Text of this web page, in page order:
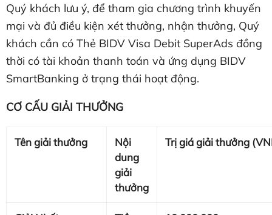
Quý khách lưu ý, để tham gia chương trình khuyến
mại và đủ điều kiện xét thưởng, nhận thưởng, Quý
khách cần có Thẻ BIDV Visa Debit SuperAds đồng
thời có tài khoản thanh toán và ứng dụng BIDV
SmartBanking ở trạng thái hoạt động.
CƠ CẤU GIẢI THƯỞNG
Tên giải thưởng
Nội
dung
giải
thưởng
Trị giá giải thưởng